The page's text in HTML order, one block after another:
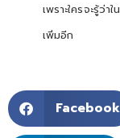
เพราะใครจะรู้ว่
เพิ่มอีก
Facebook